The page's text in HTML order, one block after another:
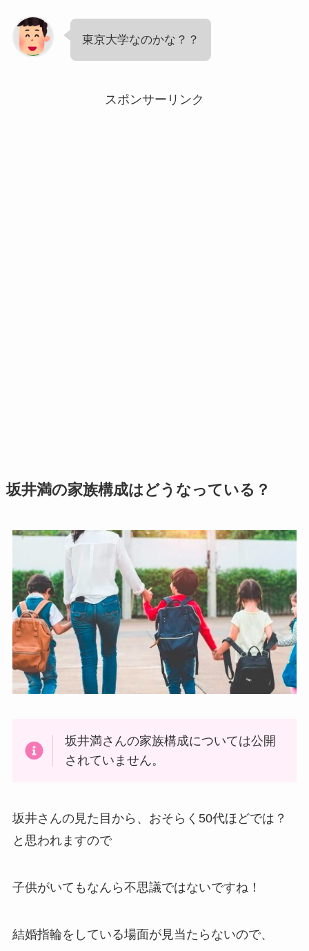
東京大学なのかな？？
スポンサーリンク
坂井満の家族構成はどうなっている？
坂井満さんの家族構成については公開
されていません。
坂井さんの見た目から、おそらく50代ほどでは？
と思われますので
子供がいてもなんら不思議ではないですね！
結婚指輪をしている場面が見当たらないので、